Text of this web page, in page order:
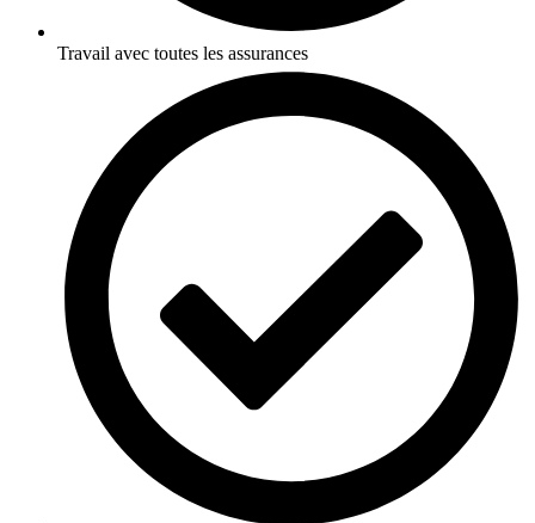
Travail avec toutes les assurances